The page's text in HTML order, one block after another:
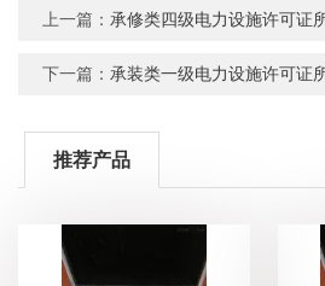
上一篇：承修类四级电力设施许可证
下一篇：承装类一级电力设施许可证
推荐产品